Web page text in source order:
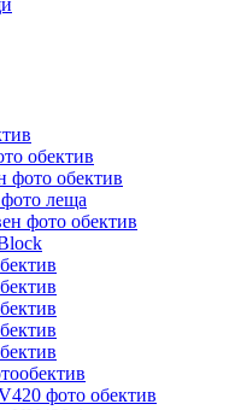
обектив
фото обектив
леща
фото обектив
фото обектив